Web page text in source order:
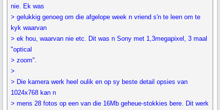
nie. Ek was
> gelukkig genoeg om die afgelope week n vriend s'n te leen om te
kyk waarvan
> ek hou, waarvan nie etc. Dit was n Sony met 1,3megapixel, 3 maal
"optical
> zoom".
>
> Die kamera werk heel oulik en op sy beste detail opsies van
1024x768 kan n
> mens 28 fotos op een van die 16Mb geheue-stokkies bere. Dit werk